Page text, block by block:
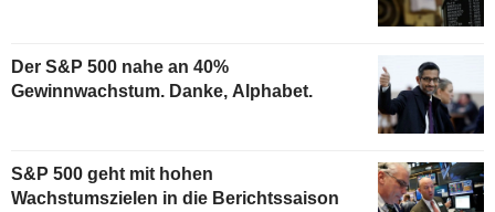
Der S&P 500 nahe an 40%
Gewinnwachstum. Danke, Alphabet.
S&P 500 geht mit hohen
Wachstumszielen in die Berichtssaison